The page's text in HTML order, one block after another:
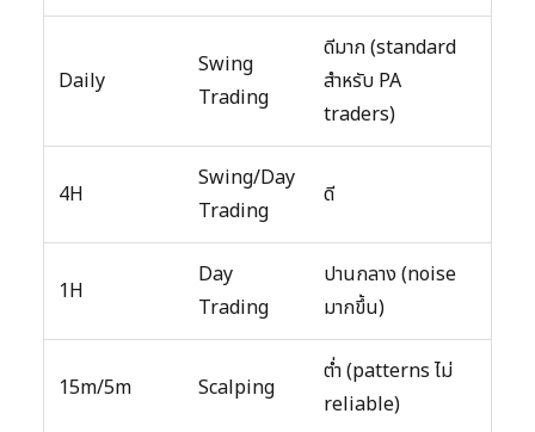
Daily
Swing
Trading
ดีมาก (standard
สำหรับ PA
traders)
4H
Swing/Day
Trading
ดี
1H
Day
Trading
ปานกลาง (noise
มากขึ้น)
15m/5m Scalping
ต่ำ (patterns ไม่
reliable)